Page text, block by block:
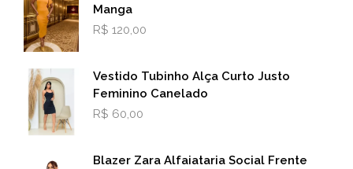
Manga
R$ 120,00
Vestido Tubinho Alça Curto Justo
Feminino Canelado
R$ 60,00
Blazer Zara Alfaiataria Social Frente